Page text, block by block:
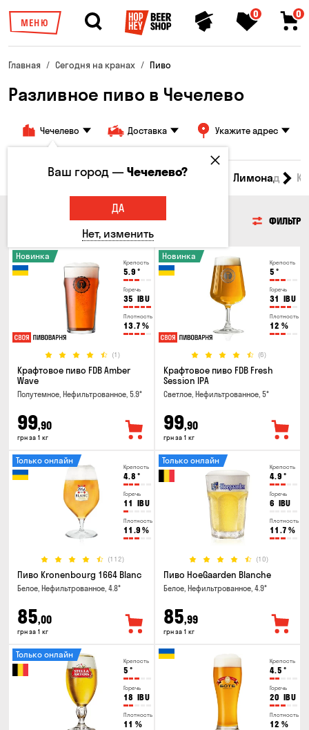
МЕНЮ
0 0
Главная Сегодня на кранах Пиво
Разливное пиво в Чечелево
Чечелево Доставка Укажите адрес
Все товары Пиво Сидр Лимонад
ФИЛЬТР
Крепость
5.9 °
Горечь
35 IBU
Плотность
13.7 %
(1)
Новинка
Крафтовое пиво FDB Amber
Wave
Полутемное, Нефильтрованное, 5.9°
99,90
грн за 1 кг
Крепость
5 °
Горечь
31 IBU
Плотность
12 %
(6)
Новинка
Крафтовое пиво FDB Fresh
Session IPA
Светлое, Нефильтрованное, 5°
99,90
грн за 1 кг
Крепость
4.8 °
Горечь
11 IBU
Плотность
11.9 %
(112)
Только онлайн
Пиво Kronenbourg 1664 Blanc
Белое, Нефильтрованное, 4.8°
85,00
грн за 1 кг
Крепость
4.9 °
Горечь
6 IBU
Плотность
11.7 %
(10)
Только онлайн
Пиво HoeGaarden Blanche
Белое, Нефильтрованное, 4.9°
85,99
грн за 1 кг
Крепость
5 °
Горечь
18 IBU
Плотность
11 %
Только онлайн
Крепость
4.5 °
Горечь
20 IBU
Плотность
12 %
Ваш город —Чечелево?
ДА
Нет, изменить